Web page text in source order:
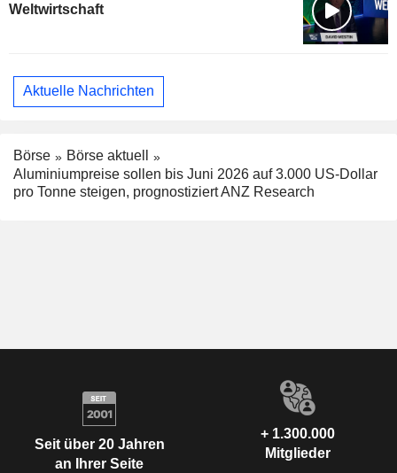
Weltwirtschaft
Aktuelle Nachrichten
Börse
Börse aktuell
Aluminiumpreise sollen bis Juni 2026 auf 3.000 US-Dollar
pro Tonne steigen, prognostiziert ANZ Research
Seit über 20 Jahren
an Ihrer Seite
+ 1.300.000
Mitglieder